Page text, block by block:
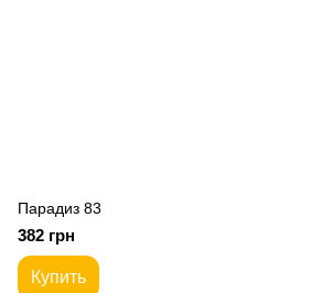
Парадиз 83
382 грн
Купить